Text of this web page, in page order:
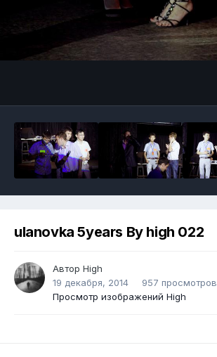
ulanovka 5years By high 022
Автор High
19 декабря, 2014
957 просмотров
Просмотр изображений High